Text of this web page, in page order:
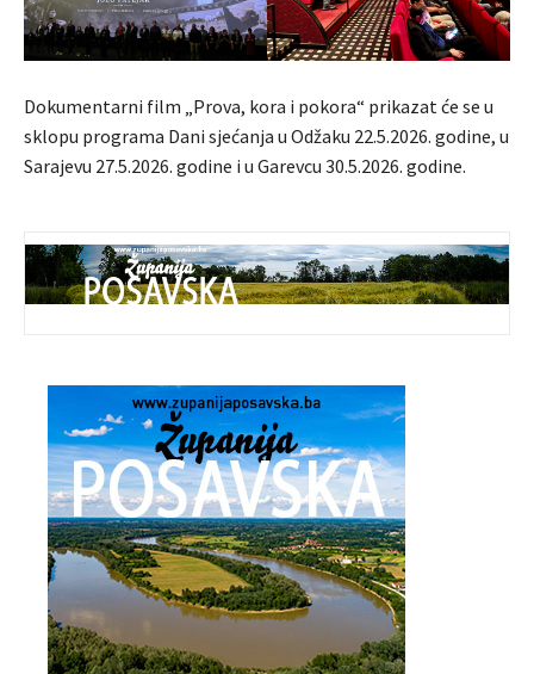
Dokumentarni film „Prova, kora i pokora“ prikazat će se u
sklopu programa Dani sjećanja u Odžaku 22.5.2026. godine, u
Sarajevu 27.5.2026. godine i u Garevcu 30.5.2026. godine.